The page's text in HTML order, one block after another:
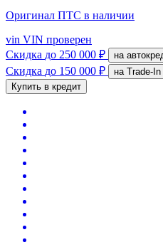
Оригинал ПТС в наличии
vin VIN проверен
Скидка до 250 000 ₽ на
Скидка до 150 000 ₽
на Trade-In
Купить в кредит